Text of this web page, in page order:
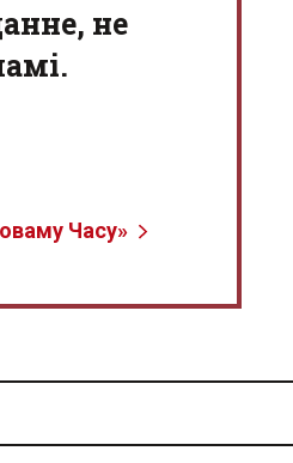
не
Часу»